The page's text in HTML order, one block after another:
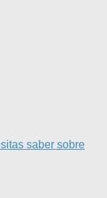
saber sobre